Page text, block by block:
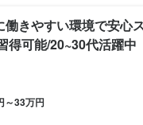
働きやすい環境で安
得可能/20~30代活躍中
～33万円